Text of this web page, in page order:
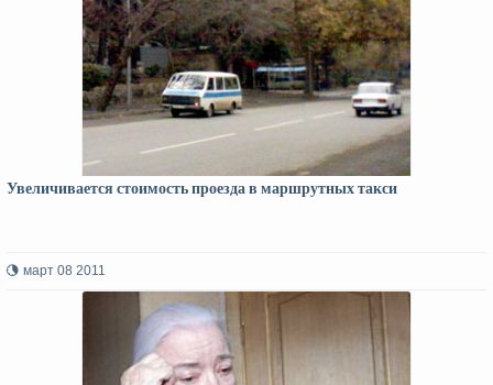
Увеличивается стоимость проезда в маршрутных такси
март 08 2011